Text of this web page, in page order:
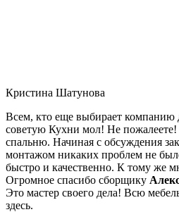
Кристина Шатунова
Всем, кто еще выбирает компанию
советую Кухни мол! Не
спальню. Начиная с обсуждения
монтажом никаких проблем не
быстро и качественно. К тому же
Огромное спасибо сборщику
Это мастер своего дела! Всю
здесь.